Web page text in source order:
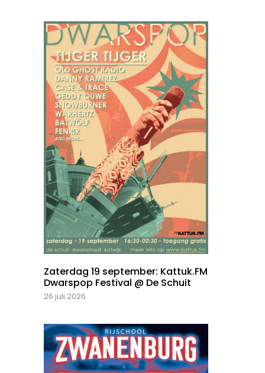
Zaterdag 19 september: Kattuk.FM
Dwarspop Festival @ De Schuit
26 juli 2026